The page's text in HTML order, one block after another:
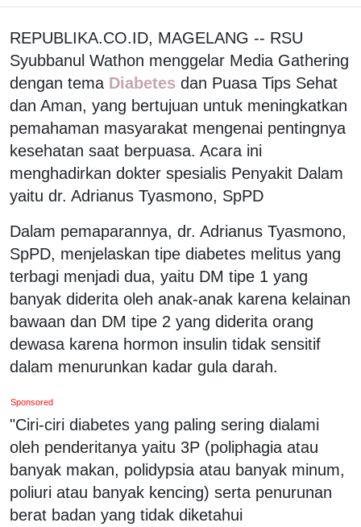
REPUBLIKA.CO.ID, MAGELANG -- RSU
Syubbanul Wathon menggelar Media Gathering
dengan tema Diabetes dan Puasa Tips Sehat
dan Aman, yang bertujuan untuk meningkatkan
pemahaman masyarakat mengenai pentingnya
kesehatan saat berpuasa. Acara ini
menghadirkan dokter spesialis Penyakit Dalam
yaitu dr. Adrianus Tyasmono, SpPD
Dalam pemaparannya, dr. Adrianus Tyasmono,
SpPD, menjelaskan tipe diabetes melitus yang
terbagi menjadi dua, yaitu DM tipe 1 yang
banyak diderita oleh anak-anak karena kelainan
bawaan dan DM tipe 2 yang diderita orang
dewasa karena hormon insulin tidak sensitif
dalam menurunkan kadar gula darah.
Sponsored
"Ciri-ciri diabetes yang paling sering dialami
oleh penderitanya yaitu 3P (poliphagia atau
banyak makan, polidypsia atau banyak minum,
poliuri atau banyak kencing) serta penurunan
berat badan yang tidak diketahui